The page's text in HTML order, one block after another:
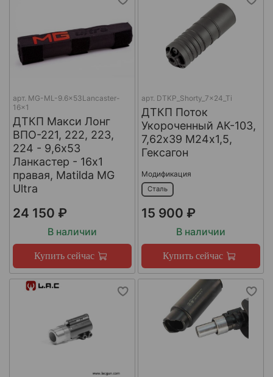
арт. MG-ML-9.6x53Lancaster-
16x1
ДТКП Макси Лонг
ВПО-221, 222, 223,
224 - 9,6x53
Ланкастер - 16x1
правая, Matilda MG
Ultra
24 150 ₽
В наличии
Купить сейчас
арт. DTKP_Shorty_7x24_Ti
ДТКП Поток
Укороченный АК-103,
7,62х39 М24х1,5,
Гексагон
Модификация
Сталь
15 900 ₽
В наличии
Купить сейчас